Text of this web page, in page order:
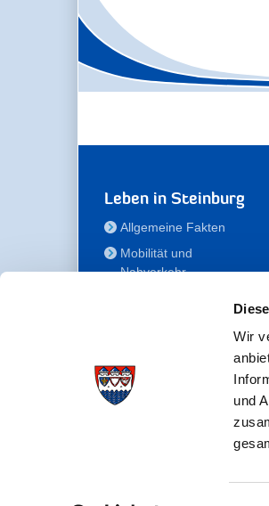
Wir
und
Leben in Steinburg
Allgemeine Fakten
Mobilität und
Nahverkehr
Gesundheit
Bildung